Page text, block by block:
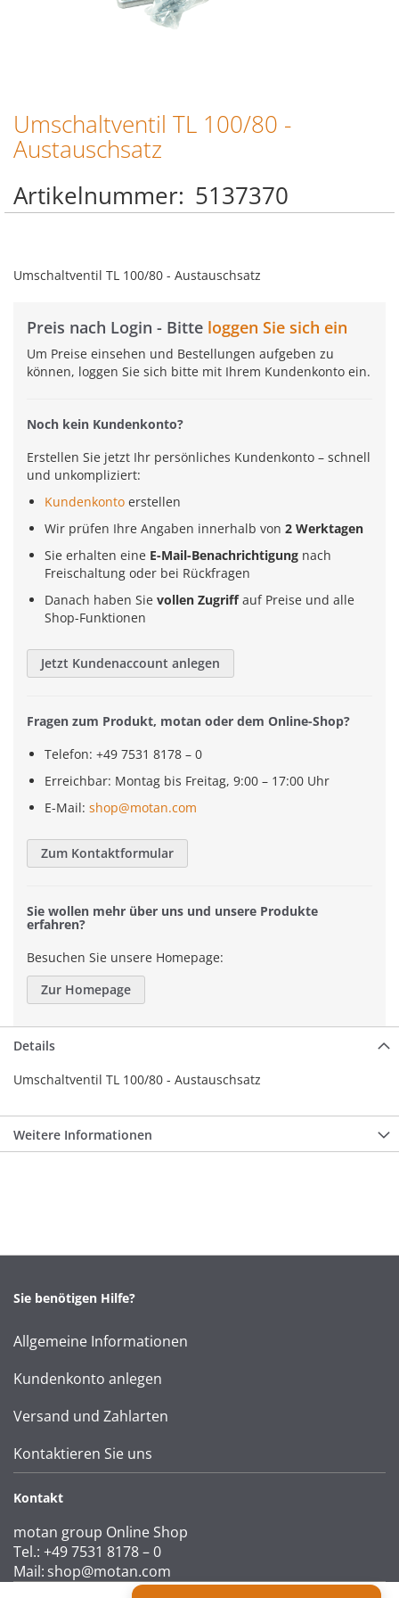
Zum
Anfang
der
springen
Umschaltventil TL 100/80 -
Austauschsatz
Artikelnummer 5137370
Umschaltventil TL 100/80 - Austauschsatz
Preis nach Login - Bitte loggen Sie sich ein
Um Preise einsehen und Bestellungen aufgeben zu
können, loggen Sie sich bitte mit Ihrem Kundenkonto ein.
Noch kein Kundenkonto?
Erstellen Sie jetzt Ihr persönliches Kundenkonto – schnell
und unkompliziert:
Kundenkonto erstellen
Wir prüfen Ihre Angaben innerhalb von 2 Werktagen
Sie erhalten eine E-Mail-Benachrichtigung nach
Freischaltung oder bei Rückfragen
Danach haben Sie vollen Zugriffauf Preise und alle
Shop-Funktionen
Jetzt Kundenaccount anlegen
Fragen zum Produkt, motan oder dem Online-Shop?
Telefon: +49 7531 8178 – 0
Erreichbar: Montag bis Freitag, 9:00 – 17:00 Uhr
E-Mail: shop@motan.com
Zum Kontaktformular
Sie wollen mehr über uns und unsere Produkte
erfahren?
Besuchen Sie unsere Homepage:
Zur Homepage
Details
Umschaltventil TL 100/80 - Austauschsatz
Weitere Informationen
Sie benötigen Hilfe?
Allgemeine Informationen
Kundenkonto anlegen
Versand und Zahlarten
Kontaktieren Sie uns
Kontakt
motan group Online Shop
Tel.: +49 7531 8178 – 0
Mail: shop@motan.com